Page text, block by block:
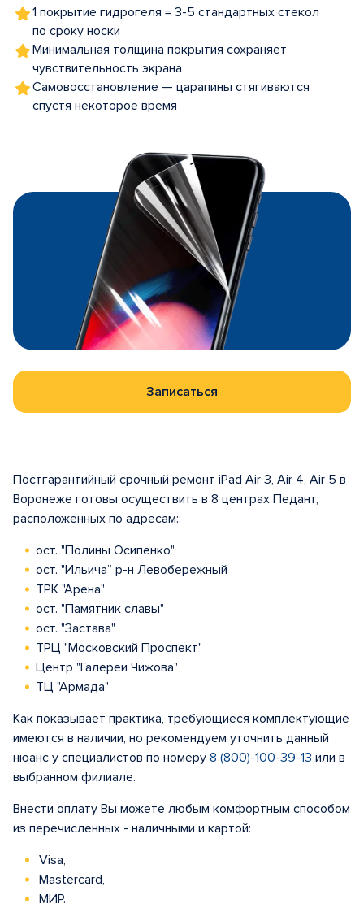
1 покрытие гидрогеля = 3-5 стандартных стекол
по сроку носки
Минимальная толщина покрытия сохраняет
чувствительность экрана
Самовосстановление — царапины стягиваются
спустя некоторое время
Записаться
Постгарантийный срочный ремонт iPad Air 3, Air 4, Air 5 в
Воронеже готовы осуществить в 8 центрах Педант,
расположенных по адресам::
ост. "Полины Осипенко"
ост. "Ильича” р-н Левобережный
ТРК "Арена"
ост. "Памятник славы"
ост. "Застава"
ТРЦ "Московский Проспект"
Центр "Галереи Чижова"
ТЦ "Армада"
Как показывает практика, требующиеся комплектующие
имеются в наличии, но рекомендуем уточнить данный
нюанс у специалистов по номеру 8 (800)-100-39-13 или в
выбранном филиале.
Внести оплату Вы можете любым комфортным способом
из перечисленных - наличными и картой:
Visa,
Mastercard,
МИР.